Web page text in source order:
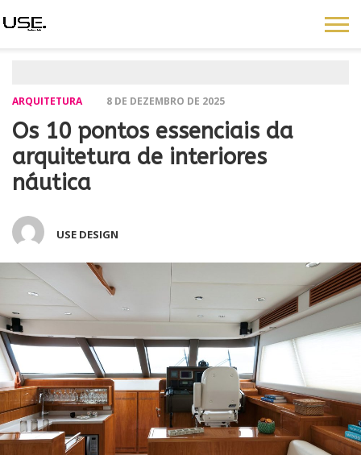
ARQUITETURA 8 DE DEZEMBRO DE 2025
Os 10 pontos essenciais da
arquitetura de interiores
náutica
USE DESIGN